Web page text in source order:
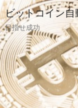
ビットコイン
目指せ成功